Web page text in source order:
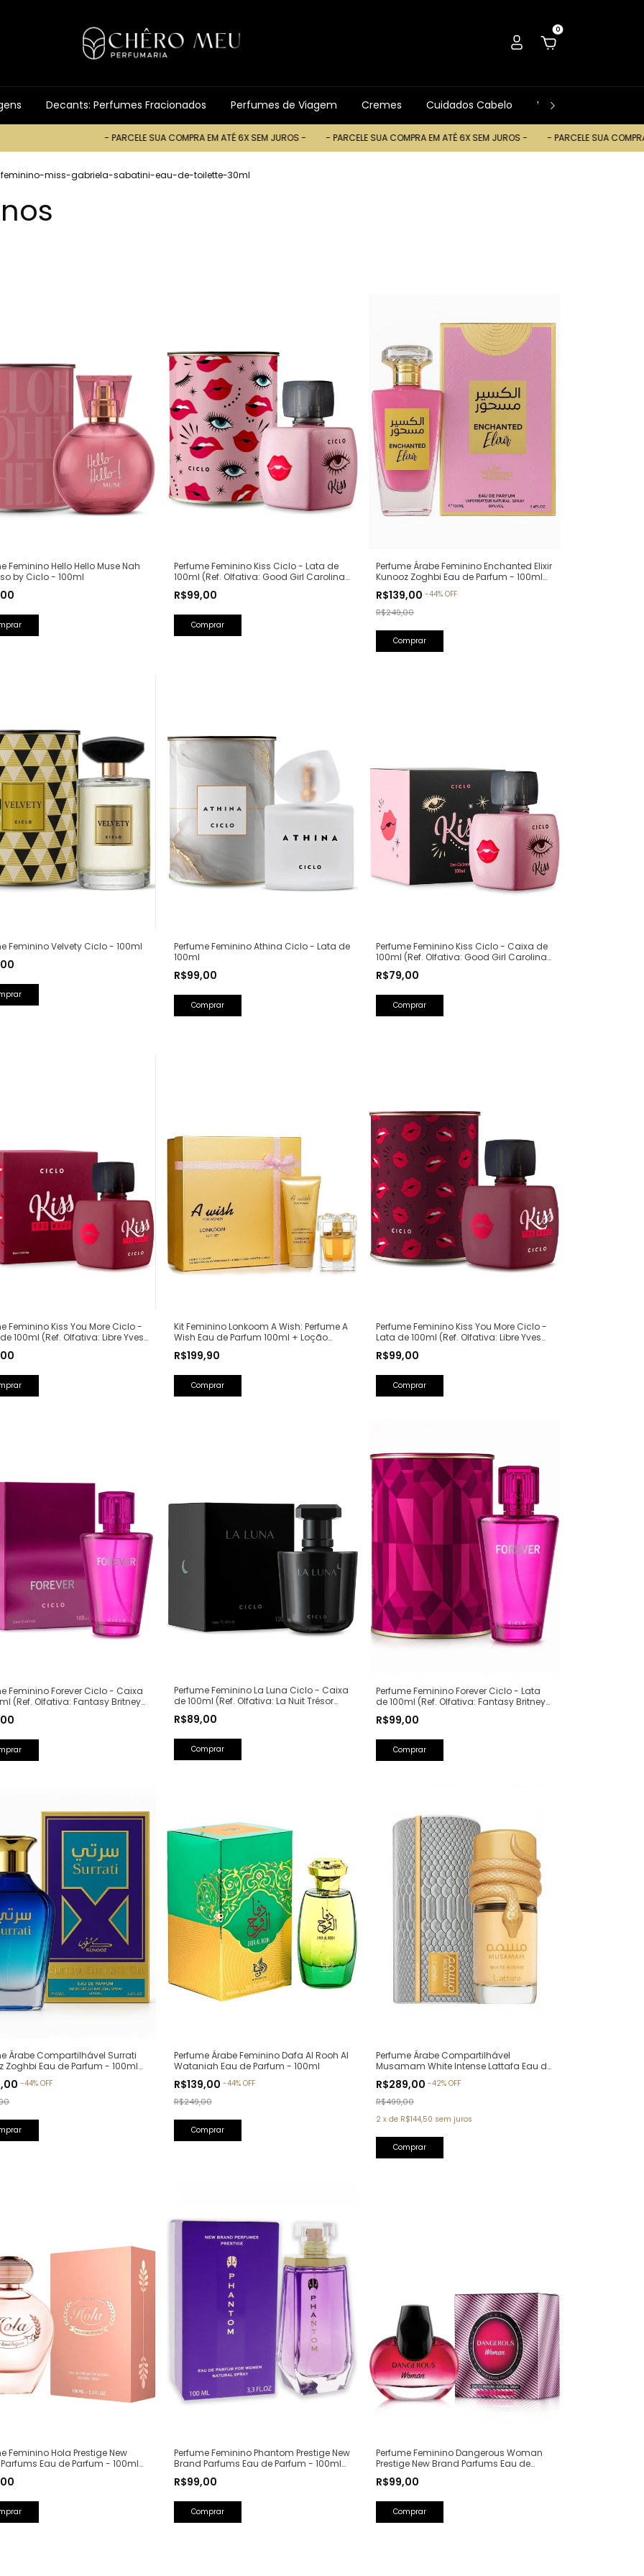
0
Decants: Perfumes Fracionados Perfumes de Viagem Cremes Cuidados Cabelo Ver Tudo
- PARCELE SUA COMPRA EM ATÉ 6X SEM JUROS - - PARCELE SUA COMPRA EM ATÉ 6X SEM JUROS - - PARCELE SUA COMPRA EM ATÉ 6X
miss-gabriela-sabatini-eau-de-toilette-30ml
Feminino Hello Hello Muse Nah
by Ciclo - 100ml
Perfume Feminino Kiss Ciclo - Lata de
100ml (Ref. Olfativa: Good Girl Carolina
R$99,00
Perfume Árabe Feminino Enchanted Elixir
Kunooz Zoghbi Eau de Parfum - 100ml
Chanel)
R$139,00 -44% OFF
R$249,00
Feminino Velvety Ciclo - 100ml
Perfume Feminino Athina Ciclo - Lata de
100ml
R$99,00
Perfume Feminino Kiss Ciclo - Caixa de
100ml (Ref. Olfativa: Good Girl Carolina
R$79,00
Feminino Kiss You More Ciclo -
100ml (Ref. Olfativa: Libre Yves
Kit Feminino Lonkoom A Wish: Perfume A
Wish Eau de Parfum 100ml + Loção
R$199,90
Perfume Feminino Kiss You More Ciclo -
Lata de 100ml (Ref. Olfativa: Libre Yves
R$99,00
Feminino Forever Ciclo - Caixa
(Ref. Olfativa: Fantasy Britney
Perfume Feminino La Luna Ciclo - Caixa
de 100ml (Ref. Olfativa: La Nuit Trésor
Lancôme)
R$89,00
Perfume Feminino Forever Ciclo - Lata
de 100ml (Ref. Olfativa: Fantasy Britney
R$99,00
Árabe Compartilhável Surrati
Zoghbi Eau de Parfum - 100ml
-44%OFF
Perfume Árabe Feminino Dafa Al Rooh Al
Wataniah Eau de Parfum - 100ml
R$139,00 -44% OFF
R$249,00
Perfume Árabe Compartilhável
Musamam White Intense Lattafa Eau de
R$289,00 -42% OFF
R$499,00
2 x de R$144,50 sem juros
Feminino Hola Prestige New
Eau de Parfum - 100ml
Perfume Feminino Phantom Prestige New
Brand Parfums Eau de Parfum - 100ml
R$99,00
Perfume Feminino Dangerous Woman
Prestige New Brand Parfums Eau de
Dior)
R$99,00